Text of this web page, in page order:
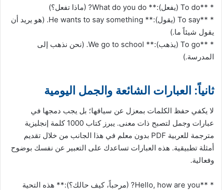
* **To do (يفعل):** What do you do? (ماذا تفعل؟)
* **To say (يقول):** He wants to say something. (هو يريد أن
يقول شيئاً ما.)
* **To go (يذهب):** We go to school. (نحن نذهب إلى
المدرسة.)
ثانياً: العبارات الشائعة والجمل اليومية
لا يكفي حفظ الكلمات بمعزل عن سياقها؛ بل يجب دمجها في
عبارات وجمل لتصبح ذات معنى. يبرز كتاب 1000 كلمة إنجليزية
مترجمة للعربية PDF بدون معلم في هذا الجانب من خلال تقديم
أمثلة تطبيقية. هذه العبارات تساعدك على التعبير عن نفسك بوضوح
وفعالية.
* **Hello, how are you? (مرحباً، كيف حالك؟):** هذه التحية